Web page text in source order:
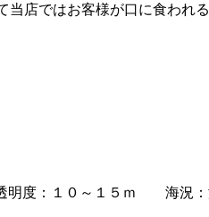
店ではお客様が口に食われ
：１０～１５ｍ 海況：